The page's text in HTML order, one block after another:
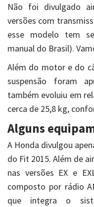
Não foi divulgado
versões com
esse modelo tem
manual do Brasil).
Além do motor e do
suspensão foram
também evoluiu em
cerca de 25,8 kg,
Alguns
A Honda divulgou
do Fit 2015. Além de
nas versões EX e
composto por rádio
que integra o